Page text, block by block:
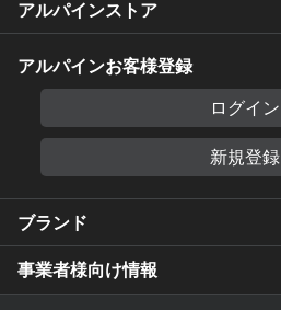
アルパインストア
アルパインお客様登録
ログイン
新規登録
ブランド
事業者様向け情報